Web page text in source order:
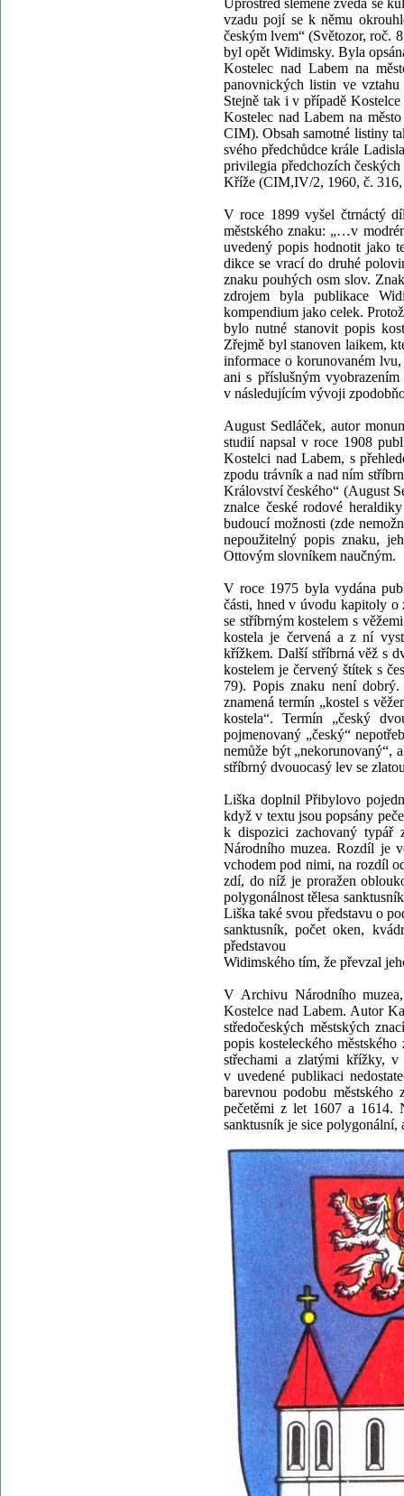
Uprostřed slemeně zvedá se
vzadu pojí se k němu
českým lvem“ (Světozor, roč.
byl opět Widimsky. Byla
Kostelec nad Labem na
panovnických listin ve
Stejně tak i v případě
Kostelec nad Labem na
CIM). Obsah samotné listiny
svého předchůdce krále
privilegia předchozích
Kříže (CIM,IV/2, 1960, č. 316,
V roce 1899 vyšel čtrnáctý
městského znaku: „…v
uvedený popis hodnotit jako
dikce se vrací do druhé
znaku pouhých osm slov.
zdrojem byla publikace
kompendium jako celek.
bylo nutné stanovit popis
Zřejmě byl stanoven laikem,
informace o korunovaném
ani s příslušným
v následujícím vývoji
August Sedláček, autor
studií napsal v roce 1908
Kostelci nad Labem, s
zpodu trávník a nad ním
Království českého“ (August
znalce české rodové
budoucí možnosti (zde
nepoužitelný popis znaku,
Ottovým slovníkem naučným.
V roce 1975 byla vydána
části, hned v úvodu kapitoly o
se stříbrným kostelem s
kostela je červená a z ní
křížkem. Další stříbrná věž s
kostelem je červený štítek s
79). Popis znaku není
znamená termín „kostel s
kostela“. Termín „český
pojmenovaný „český“
nemůže být „nekorunovaný“,
stříbrný dvouocasý lev se
Liška doplnil Přibylovo
když v textu jsou popsány
k dispozici zachovaný
Národního muzea. Rozdíl je
vchodem pod nimi, na rozdíl
zdí, do níž je proražen
polygonálnost tělesa
Liška také svou představu o
sanktusník, počet oken,
představou
Widimského tím, že převzal
V Archivu Národního
Kostelce nad Labem. Autor
středočeských městských
popis kosteleckého
střechami a zlatými křížky,
v uvedené publikaci
barevnou podobu
pečetěmi z let 1607 a 1614.
sanktusník je sice polygonální,